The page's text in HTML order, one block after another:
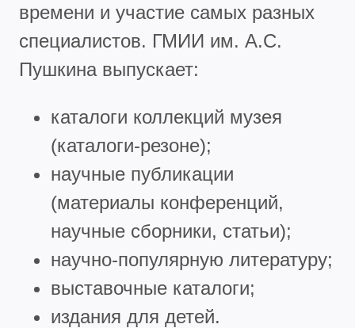
времени и участие самых разных
специалистов. ГМИИ им. А.С.
Пушкина выпускает:
каталоги коллекций музея
(каталоги-резоне);
научные публикации
(материалы конференций,
научные сборники, статьи);
научно-популярную литературу;
выставочные каталоги;
издания для детей.